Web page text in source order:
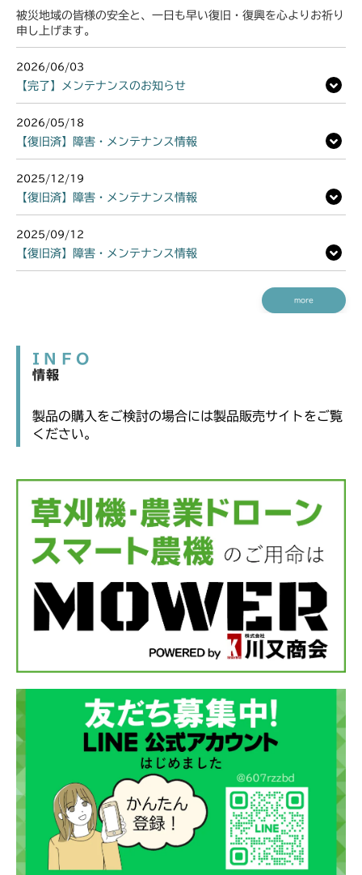
被災地域の皆様の安全と、一日も早い復旧・復興を心よりお祈り
申し上げます。
2026/06/03
【完了】メンテナンスのお知らせ
2026/05/18
【復旧済】障害・メンテナンス情報
2025/12/19
【復旧済】障害・メンテナンス情報
2025/09/12
【復旧済】障害・メンテナンス情報
more
INFO
情報
製品の購入をご検討の場合には製品販売サイトをご覧
ください。